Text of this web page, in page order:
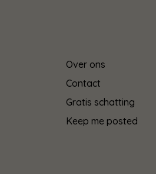
Over ons
Contact
Gratis schatting
Keep me posted